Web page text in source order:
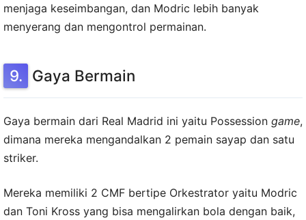
menjaga keseimbangan, dan Modric lebih banyak
menyerang dan mengontrol permainan.
Gaya Bermain
Gaya bermain dari Real Madrid ini yaitu Possession game,
dimana mereka mengandalkan 2 pemain sayap dan satu
striker.
Mereka memiliki 2 CMF bertipe Orkestrator yaitu Modric
dan Toni Kross yang bisa mengalirkan bola dengan baik,